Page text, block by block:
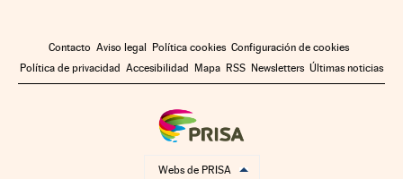
Contacto Aviso legal Política cookies Configuración de cookies
Política de privacidad Accesibilidad Mapa RSS Newsletters Últimas noticias
Webs de PRISA